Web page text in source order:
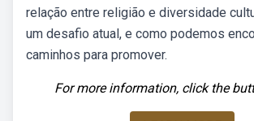
relação entre religião e diversidade
um desafio atual, e como podemos
caminhos para promover.
For more information, click the